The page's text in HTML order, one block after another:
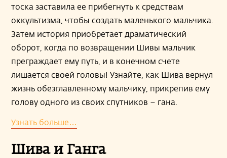
тоска заставила ее прибегнуть к средствам
оккультизма, чтобы создать маленького мальчика.
Затем история приобретает драматический
оборот, когда по возвращении Шивы мальчик
преграждает ему путь, и в конечном счете
лишается своей головы! Узнайте, как Шива вернул
жизнь обезглавленному мальчику, прикрепив ему
голову одного из своих спутников – гана.
Узнать больше…
Шива и Ганга